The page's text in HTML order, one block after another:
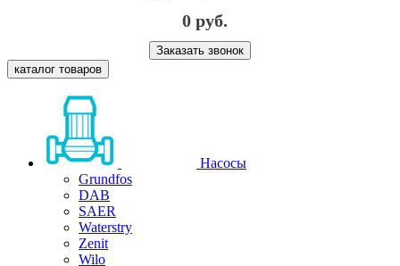
0 руб.
Заказать звонок
каталог товаров
Насосы
Grundfos
DAB
SAER
Waterstry
Zenit
Wilo